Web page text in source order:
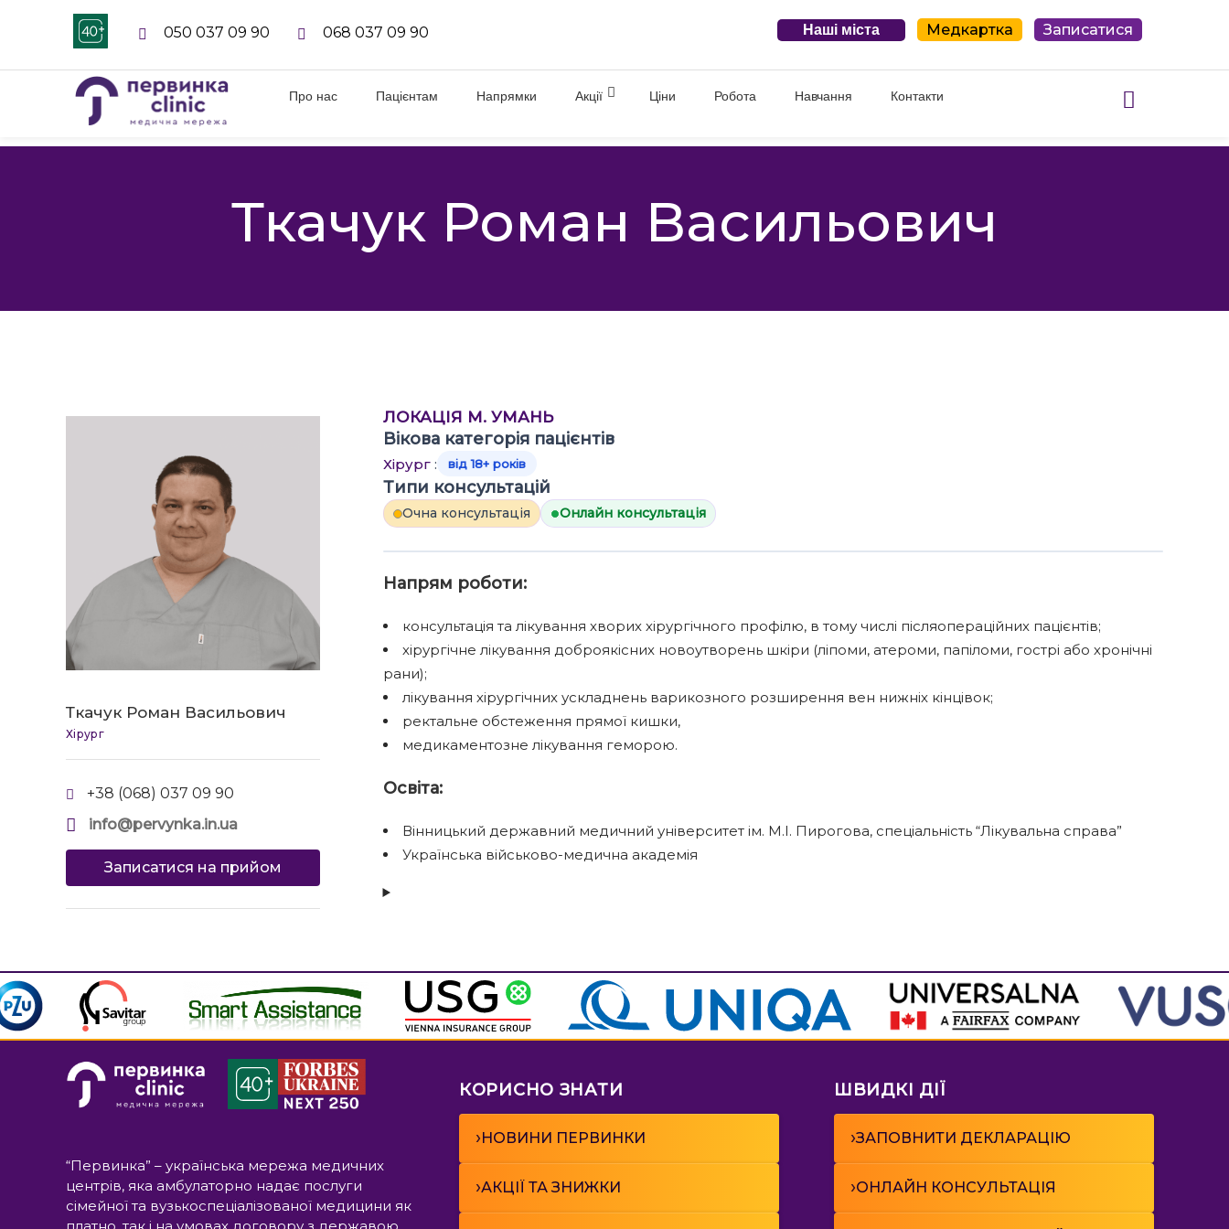
050 037 09 90 068 037 09 90 Наші міста Медкартка Записатися
Про нас Пацієнтам Напрямки Акції Ціни Робота Навчання Контакти
Ткачук Роман Васильович
Ткачук Роман Васильович
Хірург
+38 (068) 037 09 90
info@pervynka.in.ua
Записатися на прийом
ЛОКАЦІЯ М. УМАНЬ
Вікова категорія пацієнтів
Хірург : від 18+ років
Типи консультацій
Очна консультація Онлайн консультація
Напрям роботи:
консультація та лікування хворих хірургічного профілю, в тому числі післяопераційних пацієнтів;
хірургічне лікування доброякісних новоутворень шкіри (ліпоми, атероми, папіломи, гострі або хронічні
рани);
лікування хірургічних ускладнень варикозного розширення вен нижніх кінцівок;
ректальне обстеження прямої кишки,
медикаментозне лікування геморою.
Освіта:
Вінницький державний медичний університет ім. М.І. Пирогова, спеціальність “Лікувальна справа”
Українська військово-медична академія
“Первинка” – українська мережа медичних
центрів, яка амбулаторно надає послуги
сімейної та вузькоспеціалізованої медицини як
КОРИСНО ЗНАТИ
›НОВИНИ ПЕРВИНКИ
›АКЦІЇ ТА ЗНИЖКИ
ШВИДКІ ДІЇ
›ЗАПОВНИТИ ДЕКЛАРАЦІЮ
›ОНЛАЙН КОНСУЛЬТАЦІЯ